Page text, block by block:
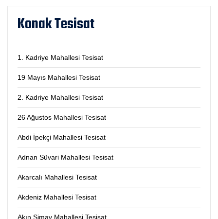
Konak Tesisat
1. Kadriye Mahallesi Tesisat
19 Mayıs Mahallesi Tesisat
2. Kadriye Mahallesi Tesisat
26 Ağustos Mahallesi Tesisat
Abdi İpekçi Mahallesi Tesisat
Adnan Süvari Mahallesi Tesisat
Akarcalı Mahallesi Tesisat
Akdeniz Mahallesi Tesisat
Akın Simav Mahallesi Tesisat